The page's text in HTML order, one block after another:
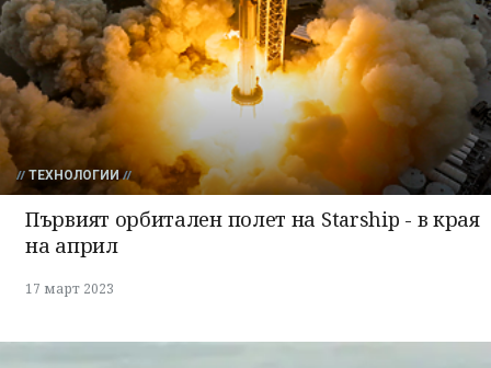
ТЕХНОЛОГИИ
Първият орбитален полет на Starship - в края
на април
17 март 2023